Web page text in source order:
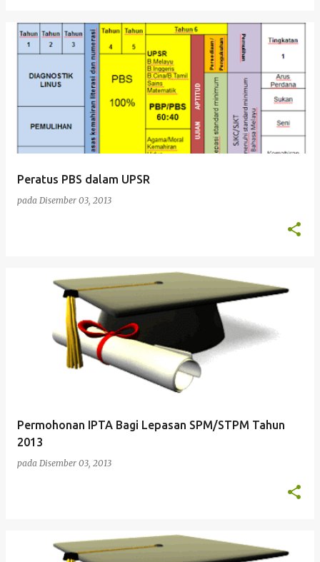
Peratus PBS dalam UPSR
pada Disember 03, 2013
Permohonan IPTA Bagi Lepasan SPM/STPM Tahun
2013
pada Disember 03, 2013